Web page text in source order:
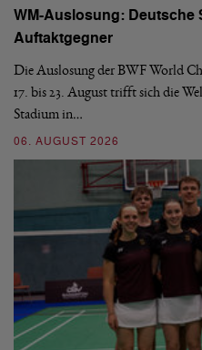
WM-Auslosung: Deutsche
Auftaktgegner
Die Auslosung der BWF World
17. bis 23. August trifft sich die
Stadium in…
06. AUGUST 2026